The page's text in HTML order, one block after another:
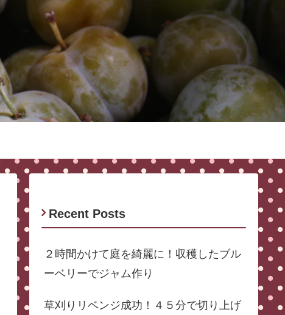
Recent Posts
２時間かけて庭を綺麗に！収穫したブル
ーベリーでジャム作り
草刈りリベンジ成功！４５分で切り上げ